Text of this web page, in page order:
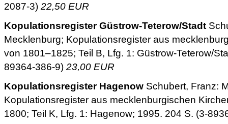
2087-3) 22,50 EUR
Kopulationsregister Güstrow-Teterow/Stadt
Mecklenburg; Kopulationsregister aus
von 1801–1825; Teil B, Lfg. 1: Güstrow-Teterow/
89364-386-9) 23,00 EUR
Kopulationsregister Hagenow Schubert, Franz:
Kopulationsregister aus mecklenburgischen
1800; Teil K, Lfg. 1: Hagenow; 1995. 204 S. (3-